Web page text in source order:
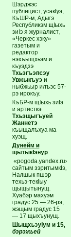
Шэрджэс
публицист, усакIуэ,
КъШР-м, Адыгэ
Республикэм щIыхь
зиIэ я журналист,
«Черкес хэку»
газетым и
редактор
нэхъыщхьэм и
къуэдзэ
Тхьэгъэпсэу
Увжыкъуэи
ныбжьыр илъэс 57-
рэ ирокъу.
КъБР-м щIыхь зиIэ
и артисткэ
Тхьэщыгъуей
Жаннетэ
къыщалъхуа ма-
хуэщ.
Дунейм и
щытыкIэнур
«pogoda.yandex.ru»
сайтым зэритымкIэ,
Налшык пшэр
техьэ-текIыу
щыщытынущ.
Хуабэр махуэм
градус 25 — 26-рэ,
жэщым градус 15
— 17 щыхъунущ.
ШыщхьэуIум и 15,
бэрэжьей